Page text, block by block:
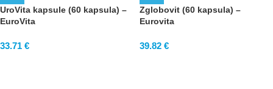
UroVita kapsule (60 kapsula) –
EuroVita
33.71 €
Zglobovit (60 kapsula) –
Eurovita
39.82 €